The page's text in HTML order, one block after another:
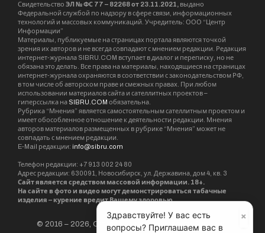
Свидетельство ЭЛ № ФС 77 – 82268 от 23.11.2021, выдано
Федеральной службой по надзору в сфере связи, информационных
технологий и массовых коммуникаций. Учредитель: ООО “Центр
Информации”
Материалы, публикуемые на страницах портала являются точкой
зрения их авторов и не всегда совпадают с мнением редакции. Редакция
интернет-журнала SIBRU.COM вступает в диалог и переписку, но не
обязана это делать. Все права на материалы, находящиеся на страницах
интернет-журнала охраняются в соответствии с законодательством РФ,
в том числе об авторском праве и смежных правах. При любом
использовании материалов сайта и сателлитных проектов –
гиперссылка на SIBRU.COM обязательна.
Рубрика “Мнения” является самостоятельным сателлитным проектом и
имеет обособленное отношение к деятельности редакции. Мнения
авторов материалов размещенных в рубрике “Мнения” может не
совпадать с мнением редакции.
E-Mail редакции: info@sibru.com
Телефон редакции: +7 913 002 24 80
Адрес редакции: 630091, Новосибирск, ул. Державина, дом 4, кв. 3
Сайт является средством массовой информации. 18+.
На сайте в фото и видео могут демонстрироваться табачные
изделия – курение вредит Вашему здоровью.
© 2016 – 2026, Сетевое издание «Новости Сибири».
×
Здравствуйте! У вас есть
вопросы? Приглашаем вас в